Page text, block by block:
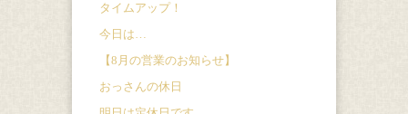
タイムアップ！
今日は…
【8月の営業のお知らせ】
おっさんの休日